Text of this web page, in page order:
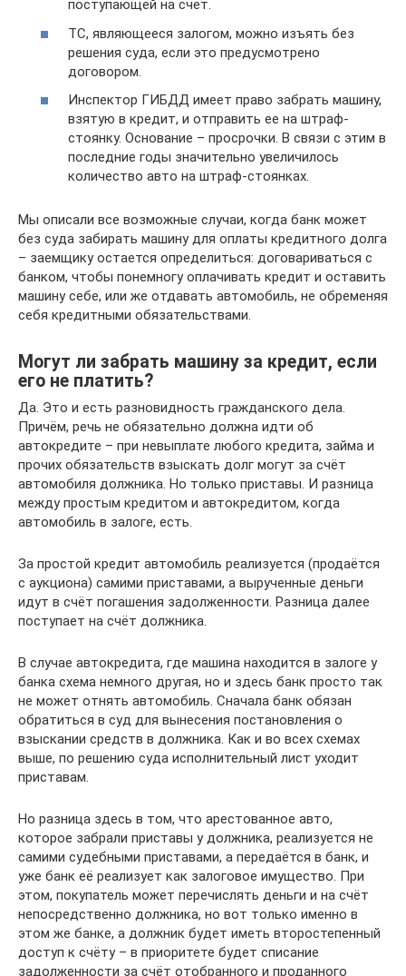
поступающей на счет.
ТС, являющееся залогом, можно изъять без
решения суда, если это предусмотрено
договором.
Инспектор ГИБДД имеет право забрать машину,
взятую в кредит, и отправить ее на штраф-
стоянку. Основание – просрочки. В связи с этим в
последние годы значительно увеличилось
количество авто на штраф-стоянках.
Мы описали все возможные случаи, когда банк может
без суда забирать машину для оплаты кредитного долга
– заемщику остается определиться: договариваться с
банком, чтобы понемногу оплачивать кредит и оставить
машину себе, или же отдавать автомобиль, не обременяя
себя кредитными обязательствами.
Могут ли забрать машину за кредит, если
его не платить?
Да. Это и есть разновидность гражданского дела.
Причём, речь не обязательно должна идти об
автокредите – при невыплате любого кредита, займа и
прочих обязательств взыскать долг могут за счёт
автомобиля должника. Но только приставы. И разница
между простым кредитом и автокредитом, когда
автомобиль в залоге, есть.
За простой кредит автомобиль реализуется (продаётся
с аукциона) самими приставами, а вырученные деньги
идут в счёт погашения задолженности. Разница далее
поступает на счёт должника.
В случае автокредита, где машина находится в залоге у
банка схема немного другая, но и здесь банк просто так
не может отнять автомобиль. Сначала банк обязан
обратиться в суд для вынесения постановления о
взыскании средств в должника. Как и во всех схемах
выше, по решению суда исполнительный лист уходит
приставам.
Но разница здесь в том, что арестованное авто,
которое забрали приставы у должника, реализуется не
самими судебными приставами, а передаётся в банк, и
уже банк её реализует как залоговое имущество. При
этом, покупатель может перечислять деньги и на счёт
непосредственно должника, но вот только именно в
этом же банке, а должник будет иметь второстепенный
доступ к счёту – в приоритете будет списание
задолженности за счёт отобранного и проданного